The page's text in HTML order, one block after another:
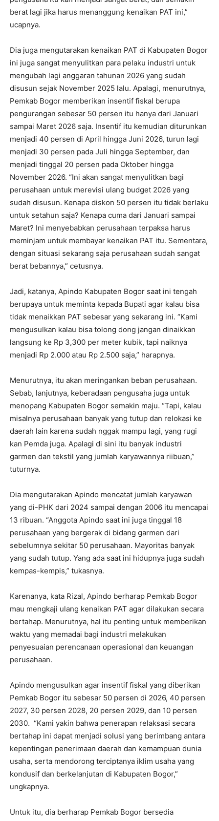
berat lagi jika harus menanggung kenaikan PAT ini,”
ucapnya.
Dia juga mengutarakan kenaikan PAT di Kabupaten Bogor
ini juga sangat menyulitkan para pelaku industri untuk
mengubah lagi anggaran tahunan 2026 yang sudah
disusun sejak November 2025 lalu. Apalagi, menurutnya,
Pemkab Bogor memberikan insentif fiskal berupa
pengurangan sebesar 50 persen itu hanya dari Januari
sampai Maret 2026 saja. Insentif itu kemudian diturunkan
menjadi 40 persen di April hingga Juni 2026, turun lagi
menjadi 30 persen pada Juli hingga September, dan
menjadi tinggal 20 persen pada Oktober hingga
November 2026. “Ini akan sangat menyulitkan bagi
perusahaan untuk merevisi ulang budget 2026 yang
sudah disusun. Kenapa diskon 50 persen itu tidak berlaku
untuk setahun saja? Kenapa cuma dari Januari sampai
Maret? Ini menyebabkan perusahaan terpaksa harus
meminjam untuk membayar kenaikan PAT itu. Sementara,
dengan situasi sekarang saja perusahaan sudah sangat
berat bebannya,” cetusnya.
Jadi, katanya, Apindo Kabupaten Bogor saat ini tengah
berupaya untuk meminta kepada Bupati agar kalau bisa
tidak menaikkan PAT sebesar yang sekarang ini. “Kami
mengusulkan kalau bisa tolong dong jangan dinaikkan
langsung ke Rp 3,300 per meter kubik, tapi naiknya
menjadi Rp 2.000 atau Rp 2.500 saja,” harapnya.
Menurutnya, itu akan meringankan beban perusahaan.
Sebab, lanjutnya, keberadaan pengusaha juga untuk
menopang Kabupaten Bogor semakin maju. “Tapi, kalau
misalnya perusahaan banyak yang tutup dan relokasi ke
daerah lain karena sudah nggak mampu lagi, yang rugi
kan Pemda juga. Apalagi di sini itu banyak industri
garmen dan tekstil yang jumlah karyawannya riibuan,”
tuturnya.
Dia mengutarakan Apindo mencatat jumlah karyawan
yang di-PHK dari 2024 sampai dengan 2006 itu mencapai
13 ribuan. “Anggota Apindo saat ini juga tinggal 18
perusahaan yang bergerak di bidang garmen dari
sebelumnya sekitar 50 perusahaan. Mayoritas banyak
yang sudah tutup. Yang ada saat ini hidupnya juga sudah
kempas-kempis,” tukasnya.
Karenanya, kata Rizal, Apindo berharap Pemkab Bogor
mau mengkaji ulang kenaikan PAT agar dilakukan secara
bertahap. Menurutnya, hal itu penting untuk memberikan
waktu yang memadai bagi industri melakukan
penyesuaian perencanaan operasional dan keuangan
perusahaan.
Apindo mengusulkan agar insentif fiskal yang diberikan
Pemkab Bogor itu sebesar 50 persen di 2026, 40 persen
2027, 30 persen 2028, 20 persen 2029, dan 10 persen
2030. “Kami yakin bahwa penerapan relaksasi secara
bertahap ini dapat menjadi solusi yang berimbang antara
kepentingan penerimaan daerah dan kemampuan dunia
usaha, serta mendorong terciptanya iklim usaha yang
kondusif dan berkelanjutan di Kabupaten Bogor,”
ungkapnya.
Untuk itu, dia berharap Pemkab Bogor bersedia